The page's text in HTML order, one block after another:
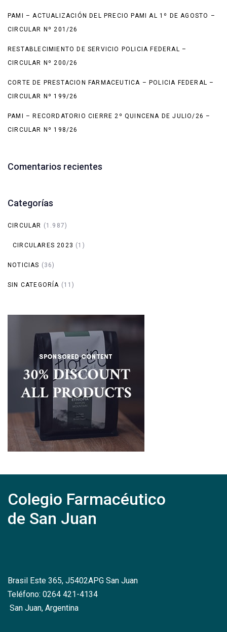
PAMI – ACTUALIZACIÓN DEL PRECIO PAMI AL 1º DE AGOSTO –
CIRCULAR Nº 201/26
RESTABLECIMIENTO DE SERVICIO POLICIA FEDERAL –
CIRCULAR Nº 200/26
CORTE DE PRESTACION FARMACEUTICA – POLICIA FEDERAL –
CIRCULAR Nº 199/26
PAMI – RECORDATORIO CIERRE 2º QUINCENA DE JULIO/26 –
CIRCULAR Nº 198/26
Comentarios recientes
Categorías
CIRCULAR (1.987)
CIRCULARES 2023 (1)
NOTICIAS (36)
SIN CATEGORÍA (11)
Colegio Farmacéutico
de San Juan
Brasil Este 365, J5402APG San Juan
Teléfono: 0264 421-4134
San Juan, Argentina